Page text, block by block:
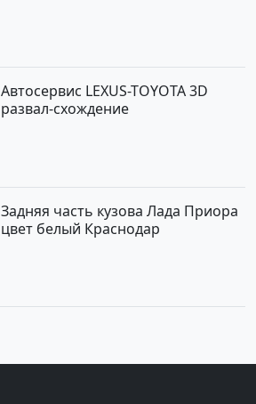
Автосервис LEXUS-TOYOTA 3D
развал-схождение
Задняя часть кузова Лада Приора
цвет белый Краснодар